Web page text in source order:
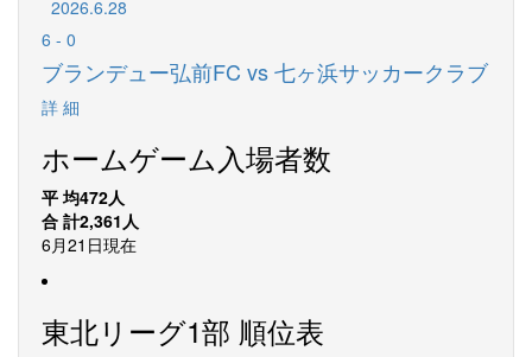
2026.6.28
6 - 0
ブランデュー弘前FC vs 七ヶ浜サッカークラブ
詳 細
ホームゲーム入場者数
平 均472人
合 計2,361 人
6月21日現在
東北リーグ1部 順位表